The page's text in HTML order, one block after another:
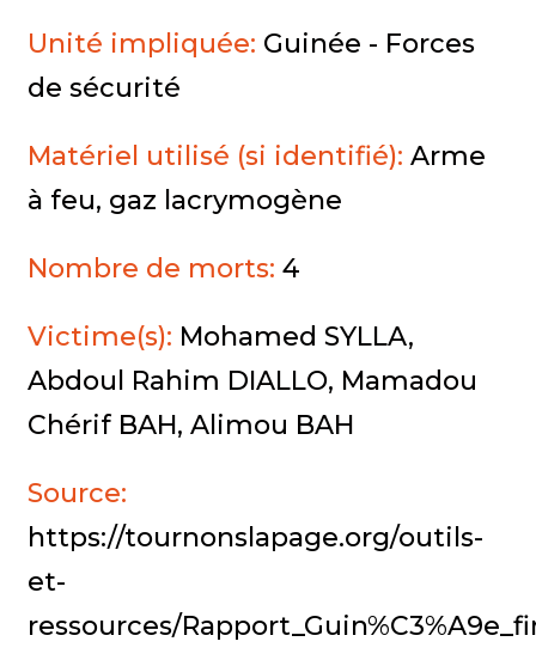
Unité impliquée: Guinée - Forces
de sécurité
Matériel utilisé (si identifié):Arme
à feu, gaz lacrymogène
Nombre de morts:4
Victime(s): Mohamed SYLLA,
Abdoul Rahim DIALLO, Mamadou
Chérif BAH, Alimou BAH
Source:
https://tournonslapage.org/outils-
et-
ressources/